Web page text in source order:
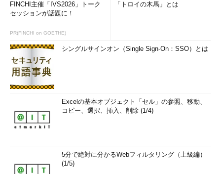
FINCHI主催「IVS2026」トーク
セッションが話題に！
PR(FINCHI on GOETHE)
「トロイの木馬」とは
シングルサインオン（Single Sign-On：SSO）とは
Excelの基本オブジェクト「セル」の参照、移動、
コピー、選択、挿入、削除 (1/4)
5分で絶対に分かるWebフィルタリング（上級編）
(1/5)